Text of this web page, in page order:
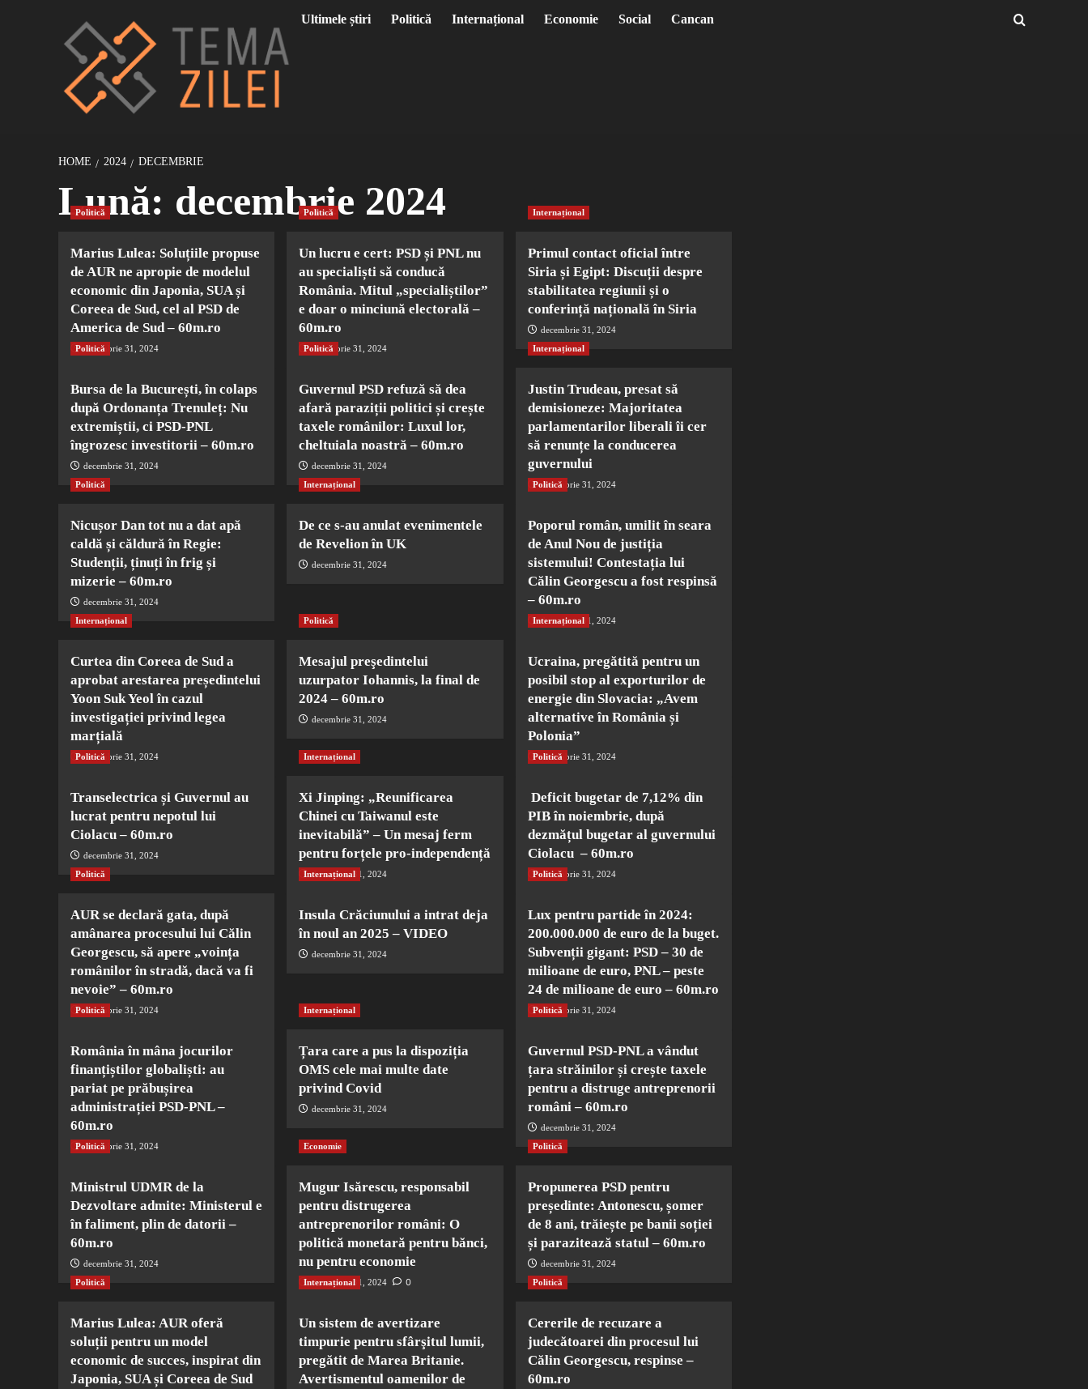
Ultimele știri Politică Internațional Economie Social Cancan
HOME 2024 DECEMBRIE
Lună: decembrie 2024
Politică
Marius Lulea: Soluțiile propuse
de AUR ne apropie de modelul
economic din Japonia, SUA și
Coreea de Sud, cel al PSD de
America de Sud – 60m.ro
decembrie 31, 2024
Politică
Un lucru e cert: PSD și PNL nu
au specialiști să conducă
România. Mitul „specialiștilor”
e doar o minciună electorală –
60m.ro
decembrie 31, 2024
Internațional
Primul contact oficial între
Siria și Egipt: Discuții despre
stabilitatea regiunii și o
conferință națională în Siria
decembrie 31, 2024
Politică
Bursa de la București, în colaps
după Ordonanța Trenuleț: Nu
extremiștii, ci PSD-PNL
îngrozesc investitorii – 60m.ro
decembrie 31, 2024
Politică
Guvernul PSD refuză să dea
afară paraziții politici și crește
taxele românilor: Luxul lor,
cheltuiala noastră – 60m.ro
decembrie 31, 2024
Internațional
Justin Trudeau, presat să
demisioneze: Majoritatea
parlamentarilor liberali îi cer
să renunțe la conducerea
guvernului
decembrie 31, 2024
Politică
Nicușor Dan tot nu a dat apă
caldă și căldură în Regie:
Studenții, ținuți în frig și
mizerie – 60m.ro
decembrie 31, 2024
Internațional
De ce s-au anulat evenimentele
de Revelion în UK
decembrie 31, 2024
Politică
Poporul român, umilit în seara
de Anul Nou de justiția
sistemului! Contestația lui
Călin Georgescu a fost respinsă
– 60m.ro
decembrie 31, 2024
Internațional
Curtea din Coreea de Sud a
aprobat arestarea președintelui
Yoon Suk Yeol în cazul
investigației privind legea
marțială
decembrie 31, 2024
Politică
Mesajul preşedintelui
uzurpator Iohannis, la final de
2024 – 60m.ro
decembrie 31, 2024
Internațional
Ucraina, pregătită pentru un
posibil stop al exporturilor de
energie din Slovacia: „Avem
alternative în România și
Polonia”
decembrie 31, 2024
Politică
Transelectrica și Guvernul au
lucrat pentru nepotul lui
Ciolacu – 60m.ro
decembrie 31, 2024
Internațional
Xi Jinping: „Reunificarea
Chinei cu Taiwanul este
inevitabilă” – Un mesaj ferm
pentru forțele pro-independență
decembrie 31, 2024
Politică
Deficit bugetar de 7,12% din
PIB în noiembrie, după
dezmățul bugetar al guvernului
Ciolacu – 60m.ro
decembrie 31, 2024
Politică
AUR se declară gata, după
amânarea procesului lui Călin
Georgescu, să apere „voința
românilor în stradă, dacă va fi
nevoie” – 60m.ro
decembrie 31, 2024
Internațional
Insula Crăciunului a intrat deja
în noul an 2025 – VIDEO
decembrie 31, 2024
Politică
Lux pentru partide în 2024:
200.000.000 de euro de la buget.
Subvenții gigant: PSD – 30 de
milioane de euro, PNL – peste
24 de milioane de euro – 60m.ro
decembrie 31, 2024
Politică
România în mâna jocurilor
finanțiștilor globaliști: au
pariat pe prăbușirea
administrației PSD-PNL –
60m.ro
decembrie 31, 2024
Internațional
Țara care a pus la dispoziția
OMS cele mai multe date
privind Covid
decembrie 31, 2024
Politică
Guvernul PSD-PNL a vândut
țara străinilor și crește taxele
pentru a distruge antreprenorii
români – 60m.ro
decembrie 31, 2024
Politică
Ministrul UDMR de la
Dezvoltare admite: Ministerul e
în faliment, plin de datorii –
60m.ro
decembrie 31, 2024
Economie
Mugur Isărescu, responsabil
pentru distrugerea
antreprenorilor români: O
politică monetară pentru bănci,
nu pentru economie
decembrie 31, 2024 0
Politică
Propunerea PSD pentru
președinte: Antonescu, șomer
de 8 ani, trăiește pe banii soției
și parazitează statul – 60m.ro
decembrie 31, 2024
Politică
Marius Lulea: AUR oferă
soluții pentru un model
economic de succes, inspirat din
Japonia, SUA și Coreea de Sud
Internațional
Un sistem de avertizare
timpurie pentru sfârşitul lumii,
pregătit de Marea Britanie.
Avertismentul oamenilor de
Politică
Cererile de recuzare a
judecătoarei din procesul lui
Călin Georgescu, respinse –
60m.ro